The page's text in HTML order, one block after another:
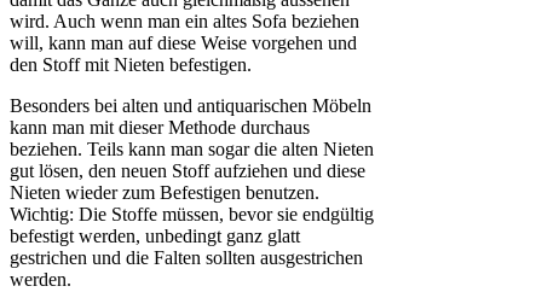
wird. Auch wenn man ein altes Sofa beziehen
will, kann man auf diese Weise vorgehen und
den Stoff mit Nieten befestigen.
Besonders bei alten und antiquarischen Möbeln
kann man mit dieser Methode durchaus
beziehen. Teils kann man sogar die alten Nieten
gut lösen, den neuen Stoff aufziehen und diese
Nieten wieder zum Befestigen benutzen.
Wichtig: Die Stoffe müssen, bevor sie endgültig
befestigt werden, unbedingt ganz glatt
gestrichen und die Falten sollten ausgestrichen
werden.